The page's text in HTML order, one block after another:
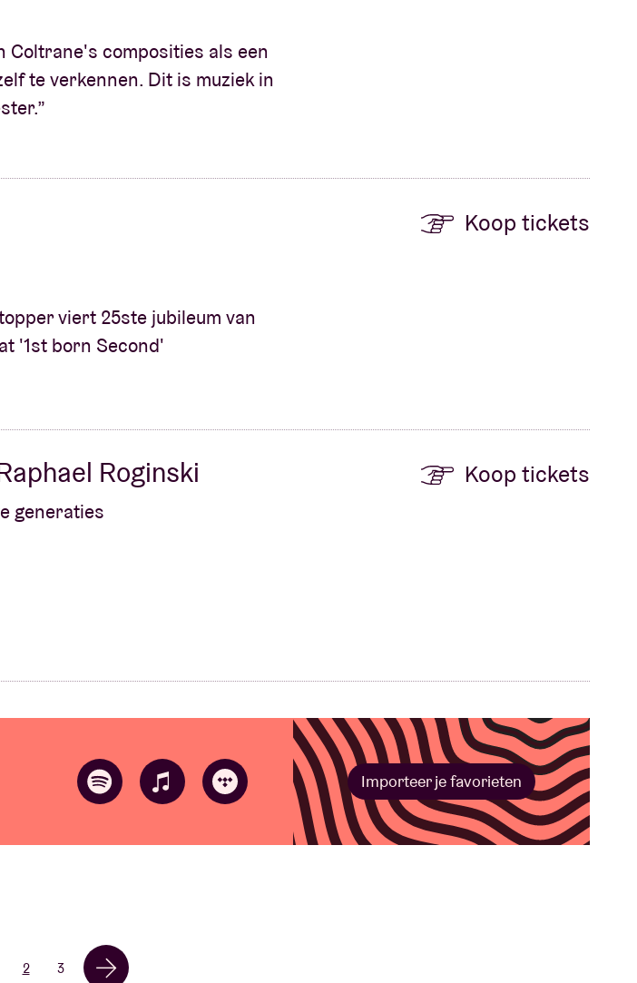
Coltrane's composities als een
te verkennen. Dit is muziek in
viert 25ste jubileum van
'1st born Second'
Koop tickets
Roginski
generaties
Koop tickets
Importeer je favorieten
2 3